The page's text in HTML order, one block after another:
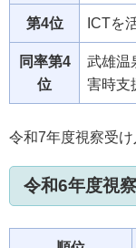
第4位 ICTを
同率第4
位
武雄
害時支
令和7年度視察受
令和6年度視